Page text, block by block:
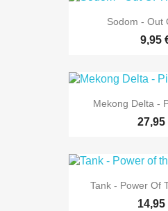
Sodom - Out
9,95
Mekong Delta -
27,95
Tank - Power Of
14,95